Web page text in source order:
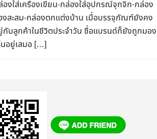
องใส่เครื่องเขียน-กล่องใส่อุปกรณ์จุกจิก-กล่อง
งสะสม-กล่องตกแต่งบ้าน เมื่อบรรจุภัณฑ์ยังคง
กับลูกค้าในชีวิตประจำวัน ชื่อแบรนด์ก็ยังถูกมอง
นอยู่เสมอ […]